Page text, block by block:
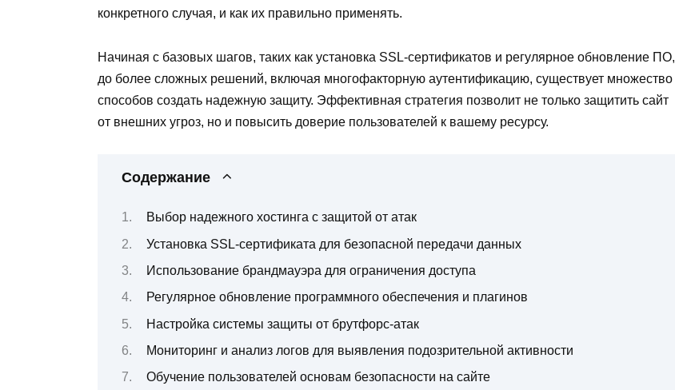
конкретного случая, и как их правильно применять.
Начиная с базовых шагов, таких как установка SSL-сертификатов и регулярное обновление ПО,
до более сложных решений, включая многофакторную аутентификацию, существует множество
способов создать надежную защиту. Эффективная стратегия позволит не только защитить сайт
от внешних угроз, но и повысить доверие пользователей к вашему ресурсу.
Содержание
Выбор надежного хостинга с защитой от атак
Установка SSL-сертификата для безопасной передачи данных
Использование брандмауэра для ограничения доступа
Регулярное обновление программного обеспечения и плагинов
Настройка системы защиты от брутфорс-атак
Мониторинг и анализ логов для выявления подозрительной активности
Обучение пользователей основам безопасности на сайте